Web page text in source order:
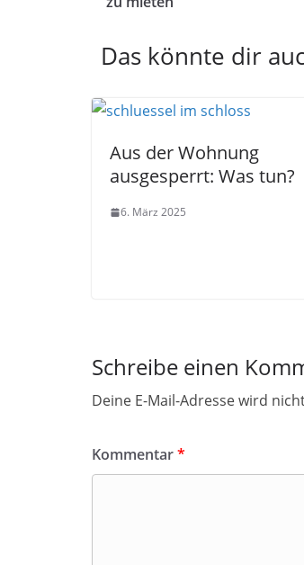
Das könnte dir
Aus der Wohnung
ausgesperrt: Was tun?
6. März 2025
Schreibe einen
Deine E-Mail-Adresse wird
Kommentar*